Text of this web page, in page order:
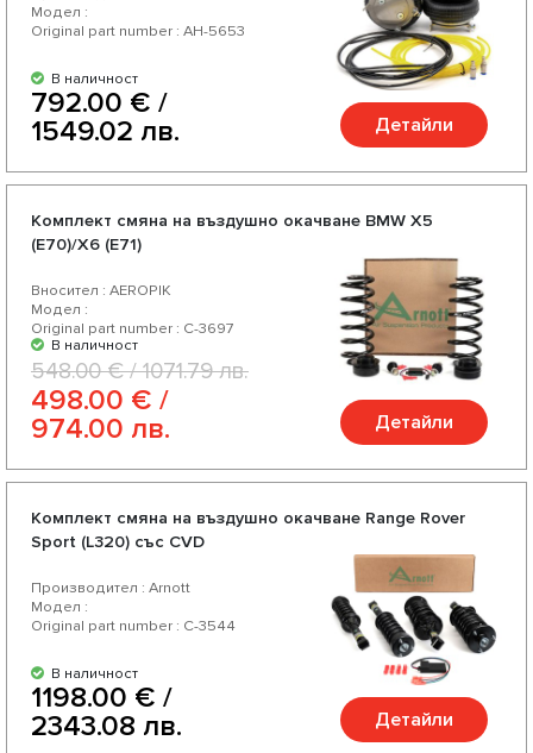
Модел :
Original part number : AH-5653
В наличност
792.00 € /
1549.02 лв.
Детайли
Комплект смяна на въздушно окачване BMW X5
(E70)/X6 (E71)
Вносител : AEROPIK
Модел :
Original part number : C-3697
В наличност
548.00 € / 1071.79 лв.
498.00 € /
974.00 лв.
Детайли
Комплект смяна на въздушно окачване Range Rover
Sport (L320) със CVD
Производител : Arnott
Модел :
Original part number : C-3544
В наличност
1198.00 € /
2343.08 лв.
Детайли